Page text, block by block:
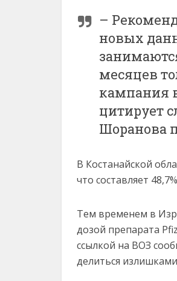
–
новых
месяцев
кампания
цитирует
Шоранова
В Костанайской
что составляет
Тем временем в
дозой препарата
ссылкой на ВОЗ
делиться